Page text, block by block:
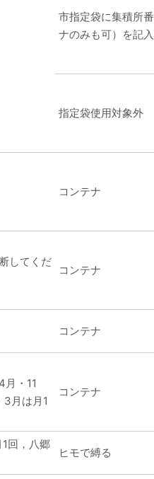
市指定袋に集積所
ナのみも可）を記入
指定袋使用対象外
コンテナ
してくだ
コンテナ
コンテナ
月・11
3月は月1
コンテナ
回，八郷
ヒモで縛る